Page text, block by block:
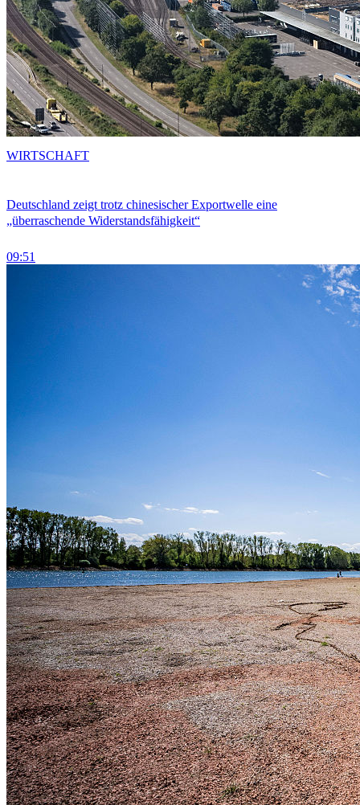
Deutschland zeigt trotz chinesischer Exportwelle eine
„überraschende Widerstandsfähigkeit“
09:51
WIRTSCHAFT